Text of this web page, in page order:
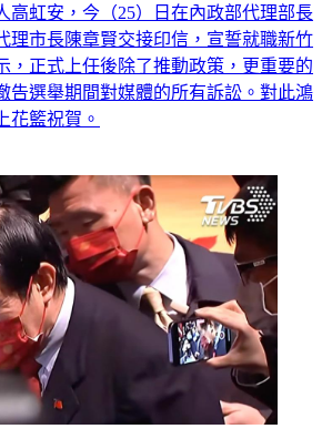
高虹安，今（25）日在內政部代理部長
理市長陳章賢交接印信，宣誓就職新竹
，正式上任後除了推動政策，更重要的
告選舉期間對媒體的所有訴訟。對此鴻
花籃祝賀。